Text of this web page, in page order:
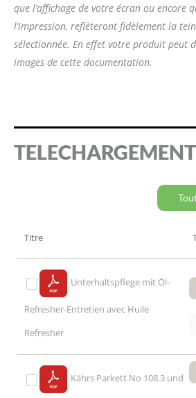
que l’affichage de votre écran ou encore
l’impression, reflèteront fidèlement la
sélectionnée. En effet votre produit peut
images de cette documentation.
TELECHARGEMENT
Titre
Unterhaltspflege mit Öl-
Refresher-Entretien avec Huile
Refresher
Kährs Parkett No 108.3 und